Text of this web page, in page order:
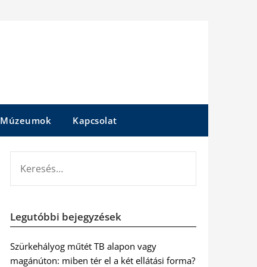
Múzeumok Kapcsolat
Legutóbbi bejegyzések
Szürkehályog műtét TB alapon vagy
magánúton: miben tér el a két ellátási forma?